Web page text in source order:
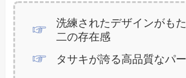
洗練されたデザインがも
二の存在感
タサキが誇る高品質なパ